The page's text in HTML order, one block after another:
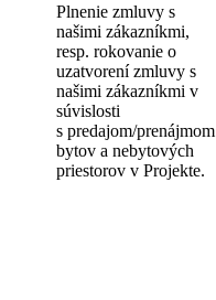
Plnenie zmluvy s
našimi zákazníkmi,
resp. rokovanie o
uzatvorení zmluvy s
našimi zákazníkmi v
súvislosti
s predajom/prenájmom
bytov a nebytových
priestorov v Projekte.